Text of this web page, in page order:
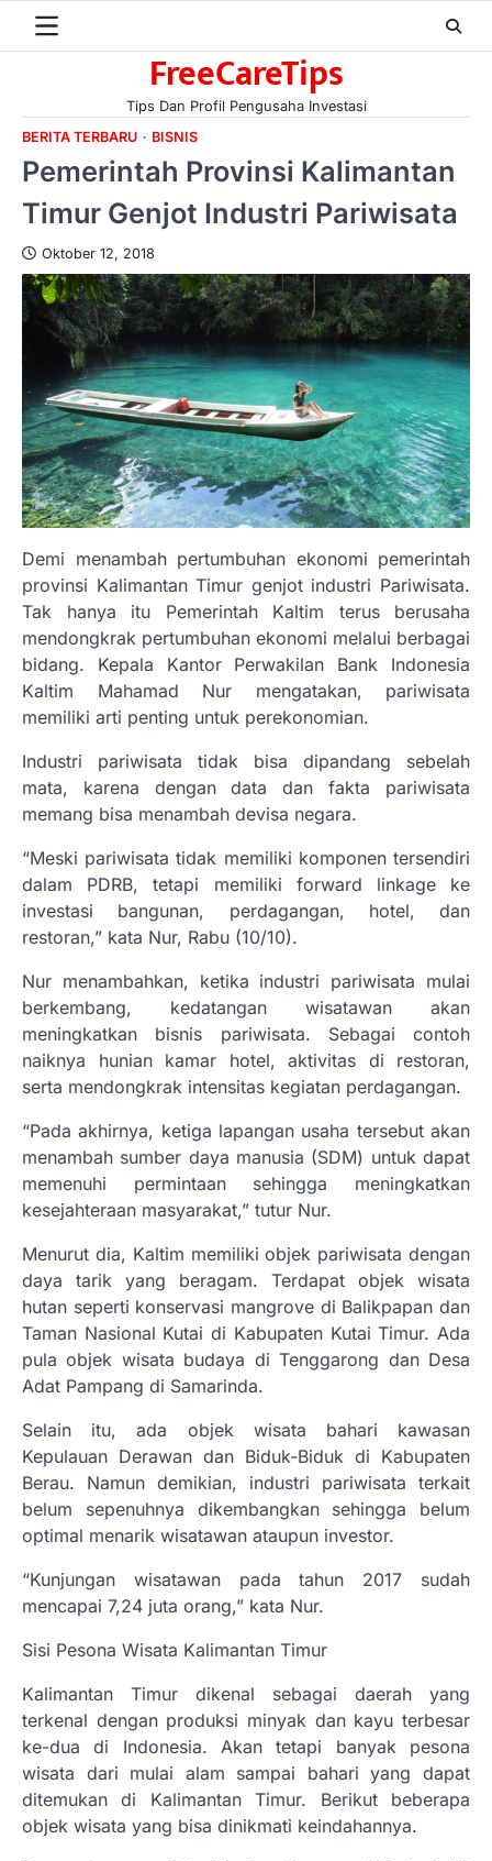
FreeCareTips
Tips Dan Profil Pengusaha Investasi
BERITA TERBARU
BISNIS
Pemerintah Provinsi Kalimantan
Timur Genjot Industri Pariwisata
Oktober 12, 2018
Demi menambah pertumbuhan ekonomi pemerintah
provinsi Kalimantan Timur genjot industri Pariwisata.
Tak hanya itu Pemerintah Kaltim terus berusaha
mendongkrak pertumbuhan ekonomi melalui berbagai
bidang. Kepala Kantor Perwakilan Bank Indonesia
Kaltim Mahamad Nur mengatakan, pariwisata
memiliki arti penting untuk perekonomian.
Industri pariwisata tidak bisa dipandang sebelah
mata, karena dengan data dan fakta pariwisata
memang bisa menambah devisa negara.
“Meski pariwisata tidak memiliki komponen tersendiri
dalam PDRB, tetapi memiliki forward linkage ke
investasi bangunan, perdagangan, hotel, dan
restoran,” kata Nur, Rabu (10/10).
Nur menambahkan, ketika industri pariwisata mulai
berkembang, kedatangan wisatawan akan
meningkatkan bisnis pariwisata. Sebagai contoh
naiknya hunian kamar hotel, aktivitas di restoran,
serta mendongkrak intensitas kegiatan perdagangan.
“Pada akhirnya, ketiga lapangan usaha tersebut akan
menambah sumber daya manusia (SDM) untuk dapat
memenuhi permintaan sehingga meningkatkan
kesejahteraan masyarakat,” tutur Nur.
Menurut dia, Kaltim memiliki objek pariwisata dengan
daya tarik yang beragam. Terdapat objek wisata
hutan seperti konservasi mangrove di Balikpapan dan
Taman Nasional Kutai di Kabupaten Kutai Timur. Ada
pula objek wisata budaya di Tenggarong dan Desa
Adat Pampang di Samarinda.
Selain itu, ada objek wisata bahari kawasan
Kepulauan Derawan dan Biduk-Biduk di Kabupaten
Berau. Namun demikian, industri pariwisata terkait
belum sepenuhnya dikembangkan sehingga belum
optimal menarik wisatawan ataupun investor.
“Kunjungan wisatawan pada tahun 2017 sudah
mencapai 7,24 juta orang,” kata Nur.
Sisi Pesona Wisata Kalimantan Timur
Kalimantan Timur dikenal sebagai daerah yang
terkenal dengan produksi minyak dan kayu terbesar
ke-dua di Indonesia. Akan tetapi banyak pesona
wisata dari mulai alam sampai bahari yang dapat
ditemukan di Kalimantan Timur. Berikut beberapa
objek wisata yang bisa dinikmati keindahannya.